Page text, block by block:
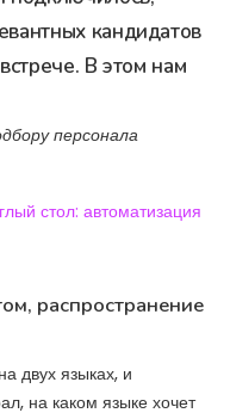
кандидатов
В этом нам
персонала
стол: автоматизация
распространение
двух языках, и
на каком языке хочет